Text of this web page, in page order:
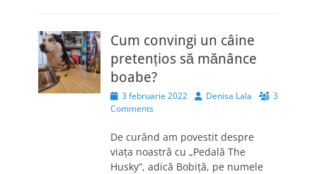
Cum convingi un câine
pretențios să mănânce
boabe?
Posted
on
3 februarie 2022 AuthorDenisa Lala
3
Comments
De curând am povestit despre
viața noastră cu „Pedală The
Husky”, adică Bobiță, pe numele